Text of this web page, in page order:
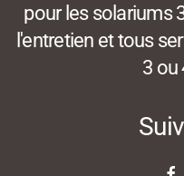
pour les solariums
l'entretien et tous
3 ou